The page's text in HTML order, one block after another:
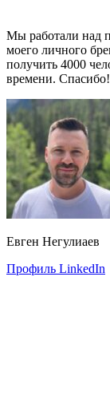
Мы работали над
моего личного
получить 4000
времени. Спасибо!
Евген Негулиаев
Профиль LinkedIn